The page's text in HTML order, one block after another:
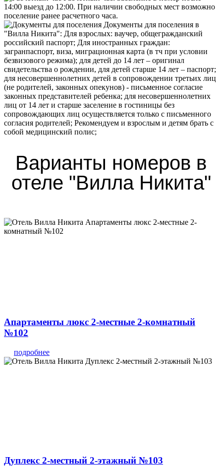
14:00 выезд до 12:00. При наличии свободных мест возможно
поселение ранее расчетного часа.
Документы для поселения в
"Вилла Никита": Для взрослых: ваучер, общегражданский
российский паспорт; Для иностранных граждан:
загранпаспорт, виза, миграционная карта (в тч при условии
безвизового режима); для детей до 14 лет – оригинал
свидетельства о рождении, для детей старше 14 лет – паспорт;
для несовершеннолетних детей в сопровождении третьих лиц
(не родителей, законных опекунов) - письменное согласие
законных представителей ребенка; для несовершеннолетних
лиц от 14 лет и старше заселение в гостиницы без
сопровождающих лиц осуществляется только с письменного
согласия родителей; Рекомендуем и взрослым и детям брать с
собой медицинский полис;
Варианты номеров в
отеле "Вилла Никита"
Апартаменты люкс 2-местные 2-комнатный
№102
подробнее
Дуплекс 2-местный 2-этажный №103